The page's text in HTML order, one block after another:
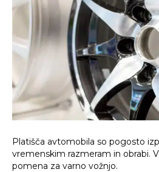
zaščita
vaših
platišč
Platišča avtomobila so pogosto
vremenskim razmeram in obrabi.
pomena za varno vožnjo.